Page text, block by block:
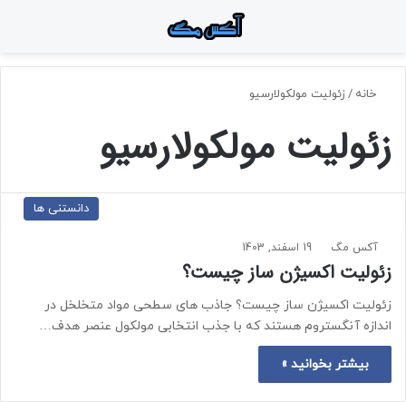
خانه / زئولیت مولکولارسیو
زئولیت مولکولارسیو
دانستنی ها
آکس مگ 19 اسفند, 1403
زئولیت اکسیژن ساز چیست؟
زئولیت اکسیژن ساز چیست؟ جاذب های سطحی مواد متخلخل در
اندازه آنگستروم هستند که با جذب انتخابی مولکول عنصر هدف…
بیشتر بخوانید »